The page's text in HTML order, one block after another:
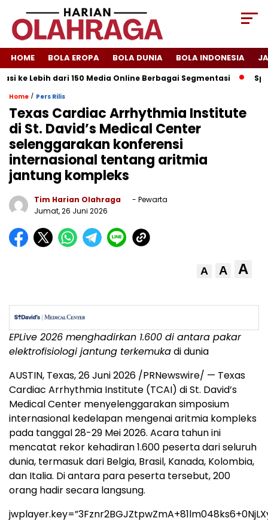
HOME BOLA EROPA BOLA DUNIA BOLA INDONESIA
Lebih dari 150 Media Online Berbagai Segmentasi
Home / Pers Rilis
Texas Cardiac Arrhythmia Institute
di St. David’s Medical Center
selenggarakan konferensi
internasional tentang aritmia
jantung kompleks
Tim Harian Olahraga
- Pewarta
Jumat, 26 Juni 2026
A A A
EPLive 2026 menghadirkan 1.600 di antara pakar
elektrofisiologi jantung terkemukadi dunia
AUSTIN, Texas,26 Juni 2026 /PRNewswire/ — Texas
Cardiac Arrhythmia Institute (TCAI) di St. David’s
Medical Center menyelenggarakan simposium
internasional kedelapan mengenai aritmia kompleks
pada tanggal 28-29 Mei 2026. Acara tahun ini
mencatat rekor kehadiran 1.600 peserta dari seluruh
dunia, termasuk dari Belgia, Brasil, Kanada, Kolombia,
dan Italia. Di antara para peserta tersebut, 200
orang hadir secara langsung.